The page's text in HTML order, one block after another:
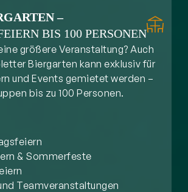
–
BIS 100 PERSONEN
größere Veranstaltung? Auch
Biergarten kann exklusiv für
und Events gemietet werden –
bis zu 100 Personen.
& Sommerfeste
Teamveranstaltungen